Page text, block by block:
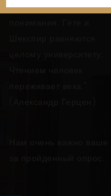
многосторонней шири